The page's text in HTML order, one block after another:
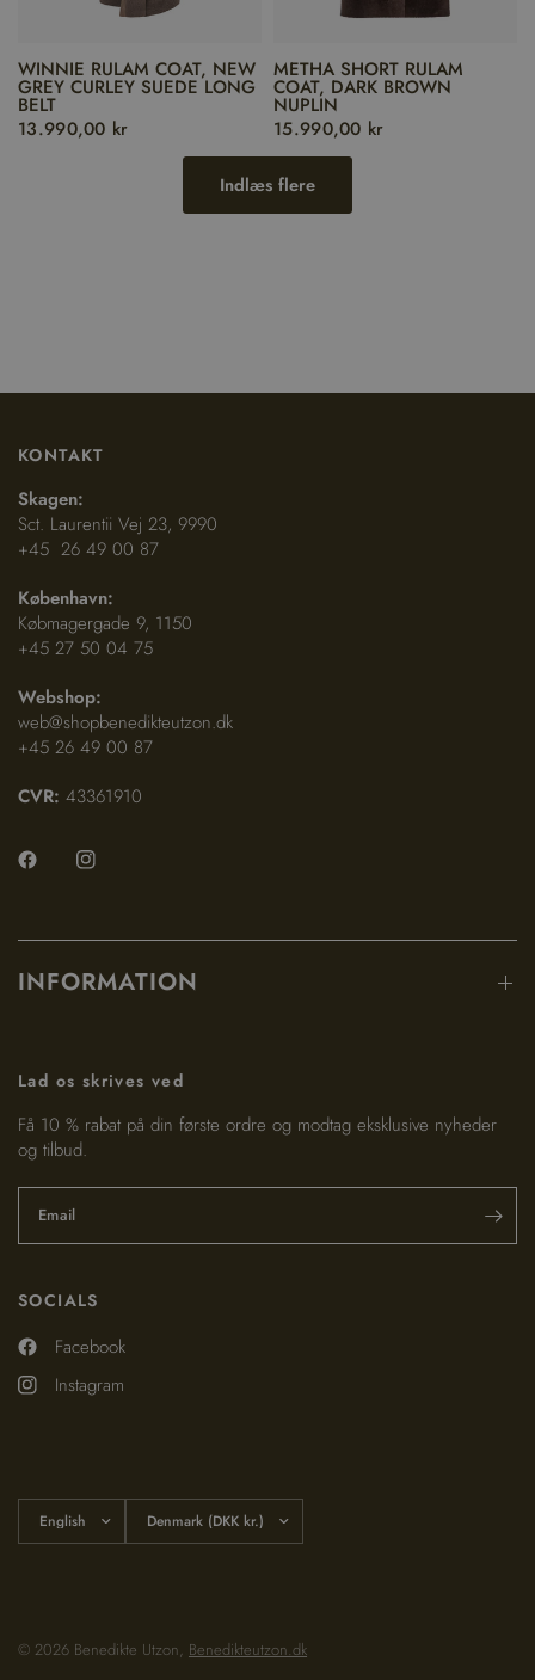
WINNIE RULAM COAT, NEW
GREY CURLEY SUEDE LONG
BELT
13.990,00 kr
METHA SHORT RULAM
COAT, DARK BROWN
NUPLIN
15.990,00 kr
Indlæs flere
KONTAKT
Skagen:
Sct. Laurentii Vej 23, 9990
+45 26 49 00 87
København:
Købmagergade 9, 1150
+45 27 50 04 75
Webshop:
web@shopbenedikteutzon.dk
+45 26 49 00 87
CVR: 43361910
INFORMATION
Lad os skrives ved
Få 10 % rabat på din første ordre og modtag eksklusive nyheder
og tilbud.
Email
SOCIALS
Facebook
Instagram
country/region
country/region
© 2026 Benedikte Utzon, Benedikteutzon.dk